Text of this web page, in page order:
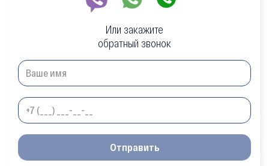
Или закажите
обратный звонок
Отправить